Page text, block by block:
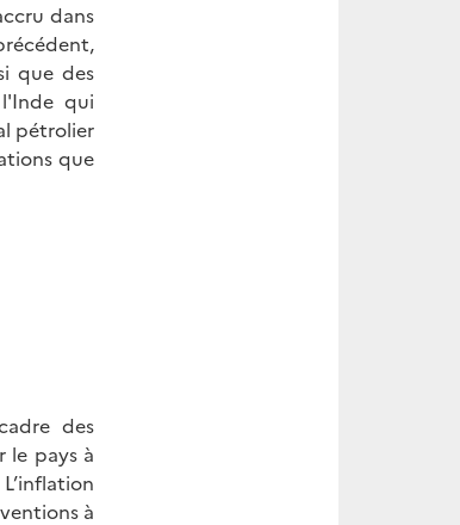
dans
que des
qui
pétrolier
que
des
le pays à
à